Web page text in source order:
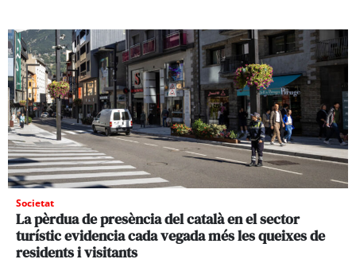
Societat
La pèrdua de presència del català en el sector
turístic evidencia cada vegada més les queixes de
residents i visitants